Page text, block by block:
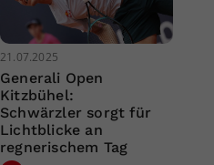
21.07.2025
Generali Open
Kitzbühel:
Schwärzler sorgt für
Lichtblicke an
regnerischem Tag